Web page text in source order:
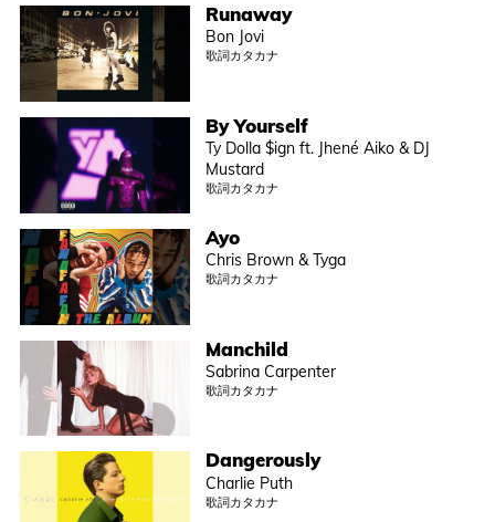
Runaway
Bon Jovi
歌詞カタカナ
By Yourself
Ty Dolla $ign ft. Jhené Aiko & DJ
Mustard
歌詞カタカナ
Ayo
Chris Brown & Tyga
歌詞カタカナ
Manchild
Sabrina Carpenter
歌詞カタカナ
Dangerously
Charlie Puth
歌詞カタカナ